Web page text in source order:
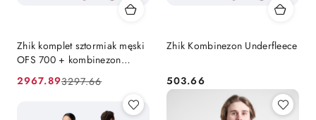
Zhik komplet sztormiak męski
OFS 700 + kombinezon
Underfleece
Cena
2967.89
Cena
3297.66
Zhik Kombinezon Underfleece
Cena:
503.66